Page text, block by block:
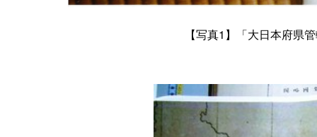
【写真1】「大日本府県